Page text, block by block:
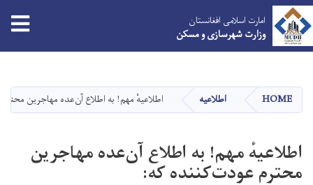
main
content
امارت اسلامی افغانستان
وزارت شهرسازی و مسکن
HOME اطلاعیه اطلاعیهٔ مهم! به اطلاع آن‌عده مهاجرین
اطلاعیهٔ مهم! به اطلاع آن‌عده مهاجرین
محترم عودت‌کننده که: